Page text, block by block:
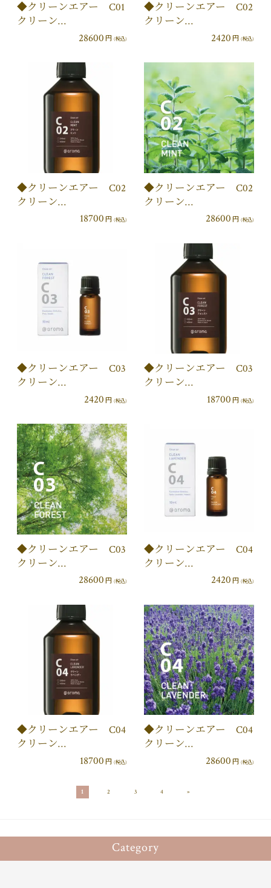
◆クリーンエアー C01
クリーン…
28600 円 (税込)
◆クリーンエアー C02
クリーン…
2420 円 (税込)
◆クリーンエアー C02
クリーン…
18700 円 (税込)
◆クリーンエアー C02
クリーン…
28600 円 (税込)
◆クリーンエアー C03
クリーン…
2420 円 (税込)
◆クリーンエアー C03
クリーン…
18700 円 (税込)
◆クリーンエアー C03
クリーン…
28600 円 (税込)
◆クリーンエアー C04
クリーン…
2420 円 (税込)
◆クリーンエアー C04
クリーン…
18700 円 (税込)
◆クリーンエアー C04
クリーン…
28600 円 (税込)
1 2 3 4 »
Category